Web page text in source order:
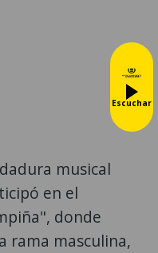
musical
en el
donde
rama masculina,
Escuchar